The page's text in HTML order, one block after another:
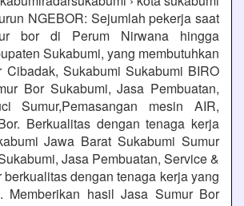
NGEBOR: Sejumlah pekerja saat
bor di Perum Nirwana hingga
Sukabumi, yang membutuhkan
Cibadak, Sukabumi Sukabumi BIRO
Bor Sukabumi, Jasa Pembuatan,
Sumur,Pemasangan mesin AIR,
Berkualitas dengan tenaga kerja
Jawa Barat Sukabumi Sumur
Jasa Pembuatan, Service &
dengan tenaga kerja yang
Memberikan hasil Jasa Sumur Bor